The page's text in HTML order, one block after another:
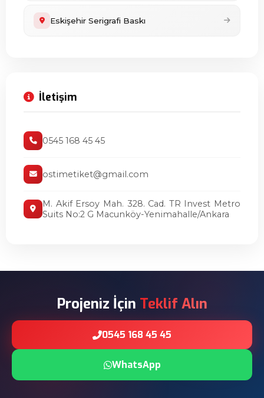
Eskişehir Serigrafi Baskı
İletişim
0545 168 45 45
ostimetiket@gmail.com
M. Akif Ersoy Mah. 328. Cad. TR Invest Metro
Suits No:2 G Macunköy-Yenimahalle/Ankara
Projeniz İçin Teklif Alın
0545 168 45 45
WhatsApp